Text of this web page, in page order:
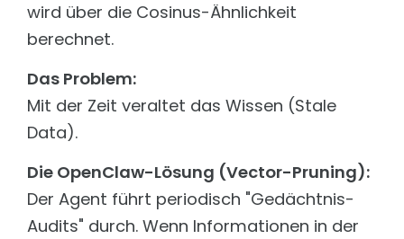
wird über die Cosinus-Ähnlichkeit
berechnet.
Das Problem:
Mit der Zeit veraltet das Wissen (Stale
Data).
Die OpenClaw-Lösung (Vector-Pruning):
Der Agent führt periodisch "Gedächtnis-
Audits" durch. Wenn Informationen in der